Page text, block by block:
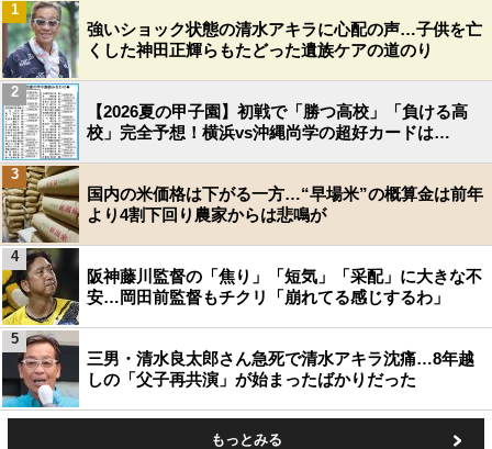
強いショック状態の清水アキラに心配の声…子供を亡
くした神田正輝らもたどった遺族ケアの道のり
1
【2026夏の甲子園】初戦で「勝つ高校」「負ける高
校」完全予想！横浜vs沖縄尚学の超好カードは…
2
国内の米価格は下がる一方…“早場米”の概算金は前年
より4割下回り農家からは悲鳴が
3
阪神藤川監督の「焦り」「短気」「采配」に大きな不
安…岡田前監督もチクリ「崩れてる感じするわ」
4
三男・清水良太郎さん急死で清水アキラ沈痛…8年越
しの「父子再共演」が始まったばかりだった
5
もっとみる